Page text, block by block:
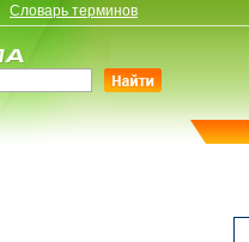
Словарь терминов